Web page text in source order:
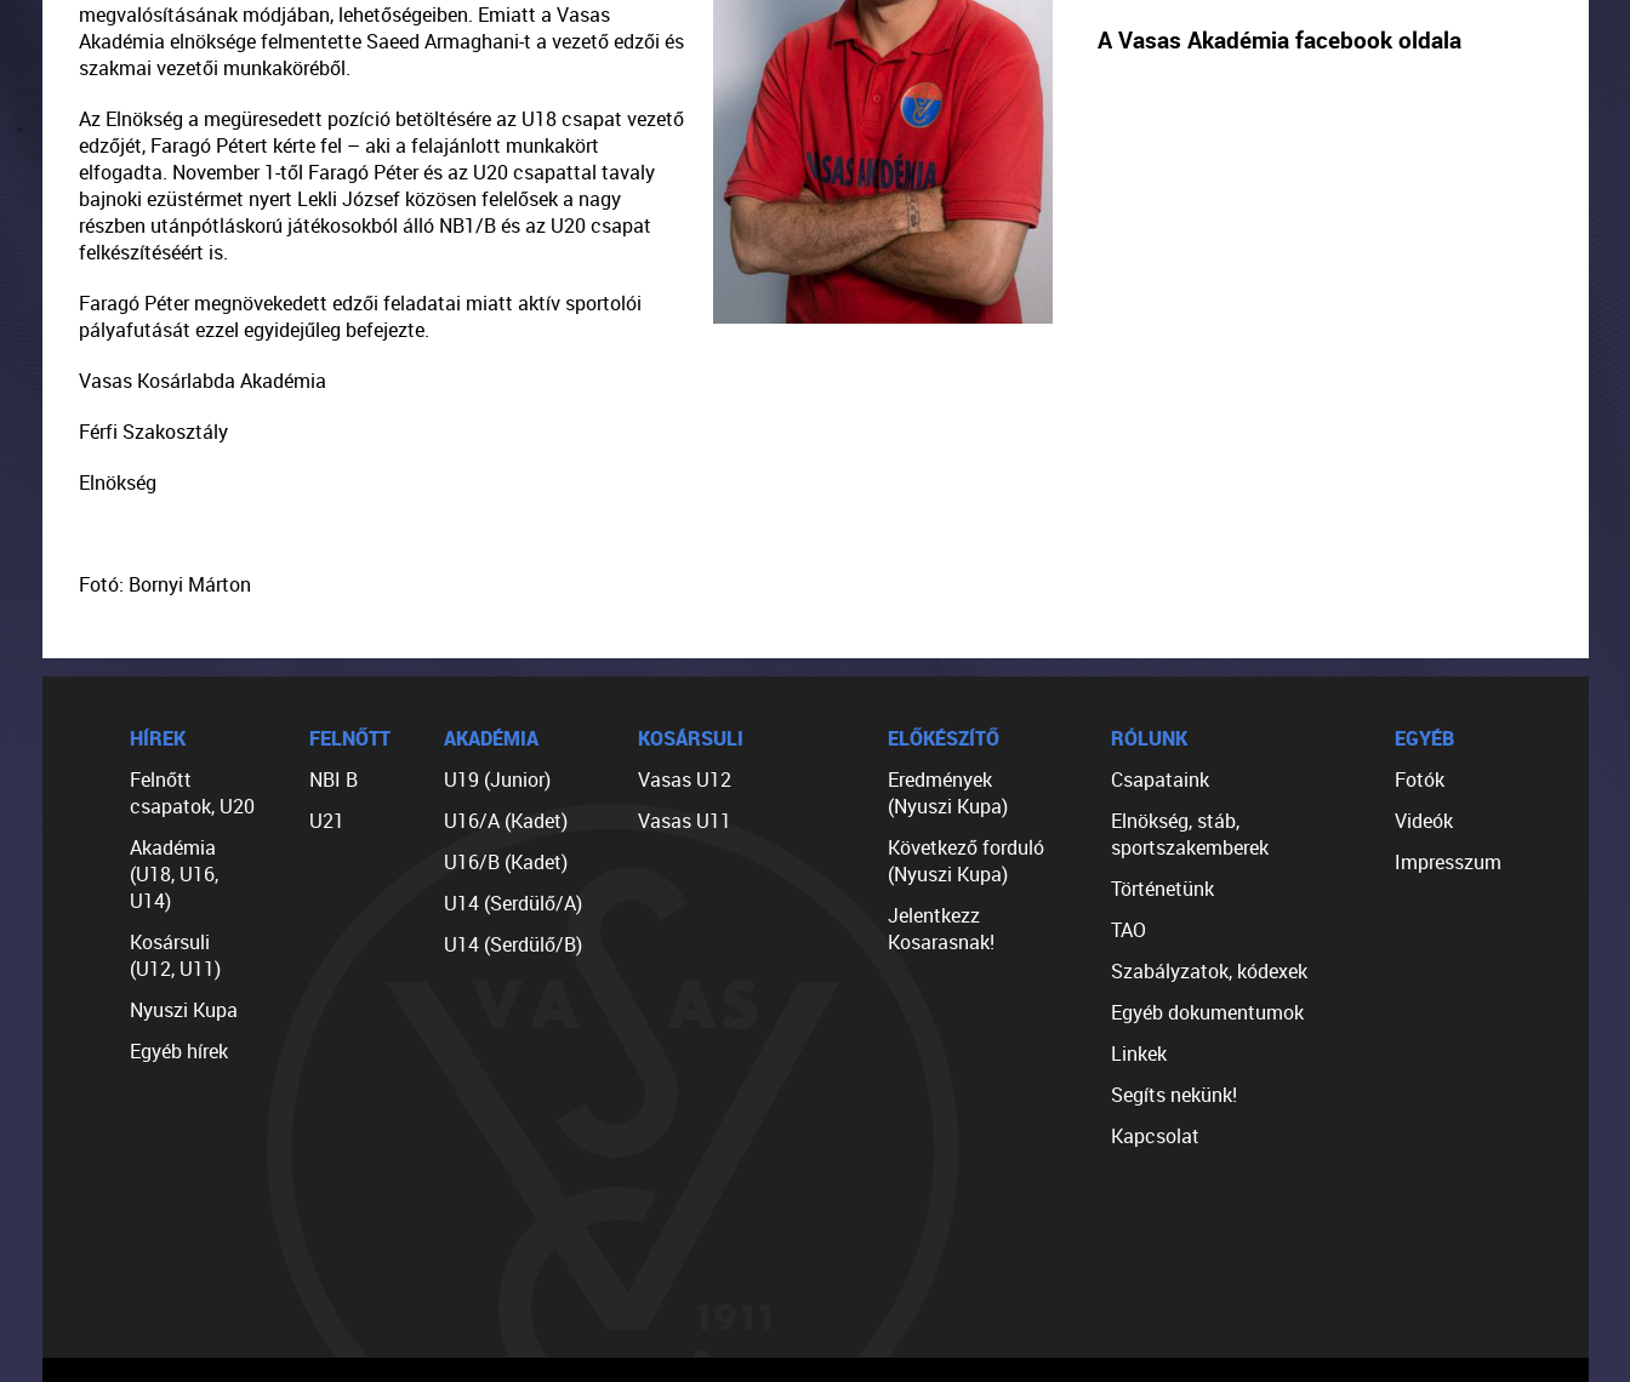
megvalósításának módjában, lehetőségeiben. Emiatt a Vasas
Akadémia elnöksége felmentette Saeed Armaghani-t a vezető edzői és
szakmai vezetői munkaköréből.
Az Elnökség a megüresedett pozíció betöltésére az U18 csapat vezető
edzőjét, Faragó Pétert kérte fel – aki a felajánlott munkakört
elfogadta. November 1-től Faragó Péter és az U20 csapattal tavaly
bajnoki ezüstérmet nyert Lekli József közösen felelősek a nagy
részben utánpótláskorú játékosokból álló NB1/B és az U20 csapat
felkészítéséért is.
Faragó Péter megnövekedett edzői feladatai miatt aktív sportolói
pályafutását ezzel egyidejűleg befejezte.
Vasas Kosárlabda Akadémia
Férfi Szakosztály
Elnökség
Fotó: Bornyi Márton
A Vasas Akadémia facebook oldala
HÍREK
Felnőtt
csapatok, U20
Akadémia
(U18, U16,
U14)
Kosársuli
(U12, U11)
Nyuszi Kupa
Egyéb hírek
FELNŐTT
NBI B
U21
AKADÉMIA
U19 (Junior)
U16/A (Kadet)
U16/B (Kadet)
U14 (Serdülő/A)
U14 (Serdülő/B)
KOSÁRSULI
Vasas U12
Vasas U11
ELŐKÉSZÍTŐ
Eredmények
(Nyuszi Kupa)
Következő forduló
(Nyuszi Kupa)
Jelentkezz
Kosarasnak!
RÓLUNK
Csapataink
Elnökség, stáb,
sportszakemberek
Történetünk
TAO
Szabályzatok, kódexek
Egyéb dokumentumok
Linkek
Segíts nekünk!
Kapcsolat
EGYÉB
Fotók
Videók
Impresszum